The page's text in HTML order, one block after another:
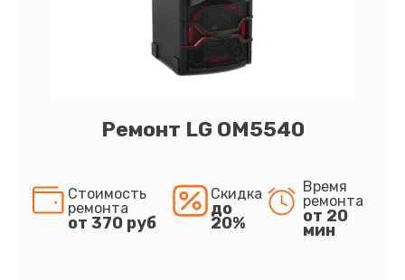
Ремонт LG OM5540
Стоимость
ремонта
от 370 руб
Скидка
до
20%
Время
ремонта
от 20
мин